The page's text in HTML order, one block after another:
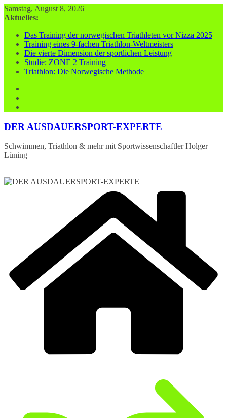
Zum
Inhalt
Samstag, August 8, 2026
Aktuelles:
Das Training der norwegischen Triathleten vor Nizza 2025
Training eines 9-fachen Triathlon-Weltmeisters
Die vierte Dimension der sportlichen Leistung
Studie: ZONE 2 Training
Triathlon: Die Norwegische Methode
DER AUSDAUERSPORT-EXPERTE
Schwimmen, Triathlon & mehr mit Sportwissenschaftler Holger
Lüning